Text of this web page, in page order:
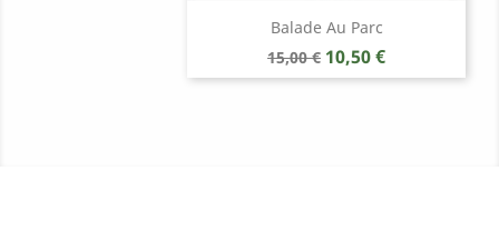
Balade Au Parc
Prix
de
15,00 € Prix
10,50 €